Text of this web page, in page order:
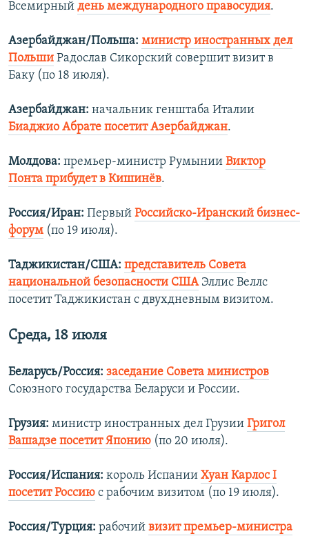
Всемирный день международного правосудия.
Азербайджан/Польша: министр иностранных дел
Польши Радослав Сикорский совершит визит в
Баку (по 18 июля).
Азербайджан: начальник генштаба Италии
Биаджио Абрате посетит Азербайджан.
Молдова: премьер-министр Румынии Виктор
Понта прибудет в Кишинёв.
Россия/Иран: Первый Российско-Иранский бизнес-
форум (по 19 июля).
Таджикистан/США: представитель Совета
национальной безопасности СШАЭллис Веллс
посетит Таджикистан с двухдневным визитом.
Среда, 18 июля
Беларусь/Россия: заседание Совета министров
Союзного государства Беларуси и России.
Грузия: министр иностранных дел Грузии Григол
Вашадзе посетит Японию (по 20 июля).
Россия/Испания: король Испании Хуан Карлос I
посетит Россию с рабочим визитом (по 19 июля).
Россия/Турция: рабочий визит премьер-министра